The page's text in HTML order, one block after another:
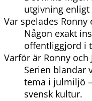
utgivning
Var spelades Ronny
Någon exakt
offentliggjord i
Varför är Ronny och
Serien blandar
tema i julmiljö
svensk kultur.